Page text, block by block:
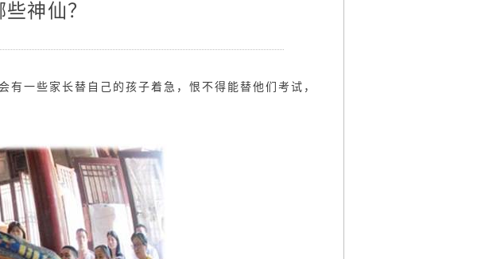
神仙？
一些家长替自己的孩子着急，恨不得能替他们考试，